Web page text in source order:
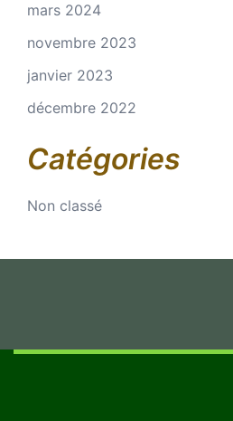
mars 2024
novembre 2023
janvier 2023
décembre 2022
Catégories
Non classé